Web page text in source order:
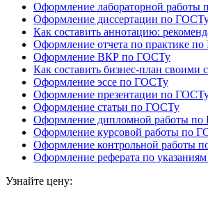
Оформление лабораторной работы
Оформление диссертации по
Как составить аннотацию:
Оформление отчета по практике
Оформление ВКР по ГОСТу
Как составить бизнес-план своими
Оформление эссе по ГОСТу
Оформление презентации по
Оформление статьи по ГОСТу
Оформление дипломной работы
Оформление курсовой работы по
Оформление контрольной работы
Оформление реферата по
Узнайте цену: